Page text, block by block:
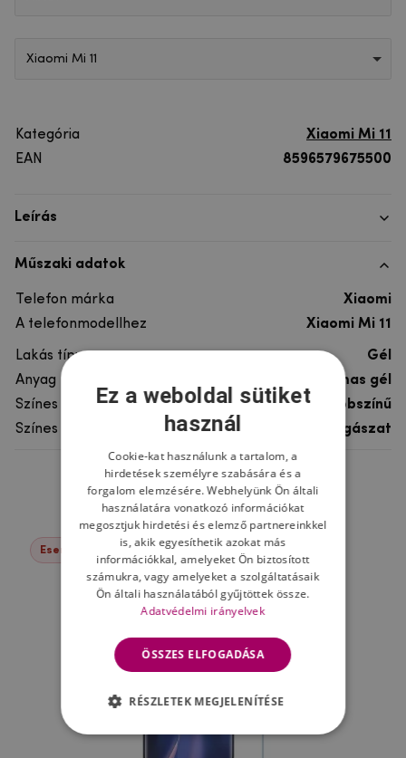
Xiaomi Mi 11
Kategória
Xiaomi Mi 11
EAN
8596579675500
Leírás
Műszaki adatok
Telefon márka
Xiaomi
A telefonmodellhez
Xiaomi Mi 11
Lakás típusa
Gél
Anyag
rugalmas gél
Színes
többszínű
Színes motívum
Horgászat
Ne felejtsd el
Események -22%
Ez a weboldal sütiket
használ
Cookie-kat használunk a tartalom, a
hirdetések személyre szabására és a
forgalom elemzésére. Webhelyünk Ön általi
használatára vonatkozó információkat
megosztjuk hirdetési és elemző partnereinkkel
is, akik egyesíthetik azokat más
információkkal, amelyeket Ön biztosított
számukra, vagy amelyeket a szolgáltatásaik
Ön általi használatából gyűjtöttek össze.
Adatvédelmi irányelvek
ÖSSZES ELFOGADÁSA
RÉSZLETEK MEGJELENÍTÉSE